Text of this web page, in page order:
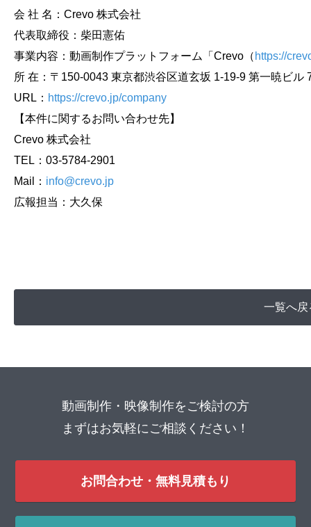
会 社 名：Crevo 株式会社
代表取締役：柴田憲佑
事業内容：動画制作プラットフォーム「Crevo（ https://
所 在：〒150-0043 東京都渋谷区道玄坂 1-19-9 第一暁ビル
URL： https://crevo.jp/company
【本件に関するお問い合わせ先】
Crevo 株式会社
TEL：03-5784-2901
Mail： info@crevo.jp
広報担当：大久保
一覧へ戻
動画制作・映像制作をご検討の方
まずはお気軽にご相談ください！
お問合わせ・無料見積もり